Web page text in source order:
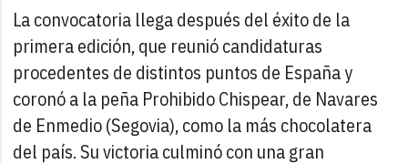
La convocatoria llega después del éxito de la
primera edición, que reunió candidaturas
procedentes de distintos puntos de España y
coronó a la peña Prohibido Chispear, de Navares
de Enmedio (Segovia), como la más chocolatera
del país. Su victoria culminó con una gran